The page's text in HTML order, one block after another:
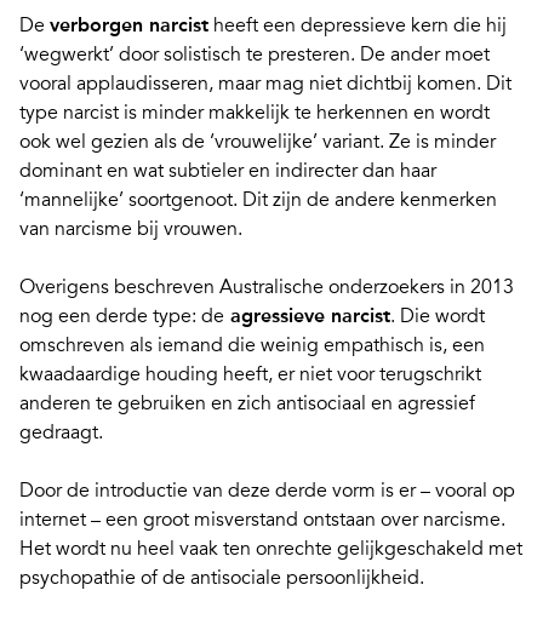
De verborgen narcist heeft een depressieve kern die hij
‘wegwerkt’ door solistisch te presteren. De ander moet
vooral applaudisseren, maar mag niet dichtbij komen. Dit
type narcist is minder makkelijk te herkennen en wordt
ook wel gezien als de ‘vrouwelijke’ variant. Ze is minder
dominant en wat subtieler en indirecter dan haar
‘mannelijke’ soortgenoot. Dit zijn de andere kenmerken
van narcisme bij vrouwen.
Overigens beschreven Australische onderzoekers in 2013
nog een derde type: de agressieve narcist. Die wordt
omschreven als iemand die weinig empathisch is, een
kwaadaardige houding heeft, er niet voor terugschrikt
anderen te gebruiken en zich antisociaal en agressief
gedraagt.
Door de introductie van deze derde vorm is er – vooral op
internet – een groot misverstand ontstaan over narcisme.
Het wordt nu heel vaak ten onrechte gelijkgeschakeld met
psychopathie of de antisociale persoonlijkheid.